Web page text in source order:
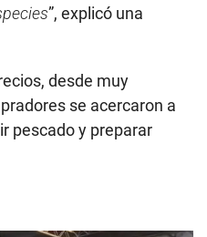
”, explicó una
desde muy
se acercaron a
pescado y preparar